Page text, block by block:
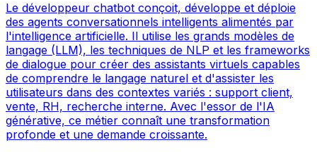
Le développeur chatbot conçoit, développe et déploie
des agents conversationnels intelligents alimentés par
l'intelligence artificielle. Il utilise les grands modèles de
langage (LLM), les techniques de NLP et les frameworks
de dialogue pour créer des assistants virtuels capables
de comprendre le langage naturel et d'assister les
utilisateurs dans des contextes variés : support client,
vente, RH, recherche interne. Avec l'essor de l'IA
générative, ce métier connaît une transformation
profonde et une demande croissante.